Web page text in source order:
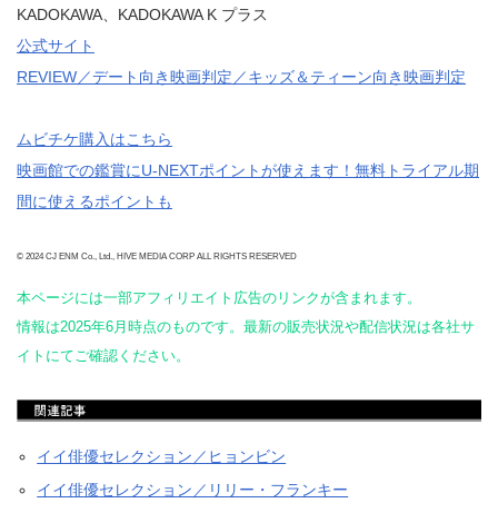
KADOKAWA、KADOKAWA K プラス
公式サイト
REVIEW／デート向き映画判定／キッズ＆ティーン向き映画判定
ムビチケ購入はこちら
映画館での鑑賞にU-NEXTポイントが使えます！無料トライアル期
間に使えるポイントも
© 2024 CJ ENM Co., Ltd., HIVE MEDIA CORP ALL RIGHTS RESERVED
本ページには一部アフィリエイト広告のリンクが含まれます。
情報は2025年6月時点のものです。最新の販売状況や配信状況は各社サ
イトにてご確認ください。
イイ俳優セレクション／ヒョンビン
イイ俳優セレクション／リリー・フランキー